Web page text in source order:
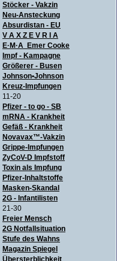
Stöcker - Vakzin
Neu-Ansteckung
Absurdistan - EU
V A X Z E V R I A
E·M·A Emer Cooke
Impf - Kampagne
Größerer - Busen
Johnson•Johnson
Kreuz-Impfungen
11-20
Pfizer - to go - SB
mRNA - Krankheit
Gefäß - Krankheit
Novavax™-Vakzin
Grippe-Impfungen
ZyCoV-D Impfstoff
Toxin als Impfung
Pfizer-Inhaltstoffe
Masken-Skandal
2G - Infantilisten
21-30
Freier Mensch
2G Notfallsituation
Stufe des Wahns
Magazin Spiegel
Übersterblichkeit